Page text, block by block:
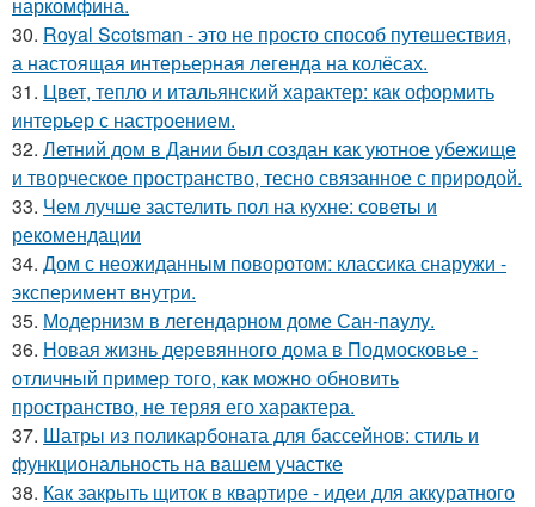
30. Royal Scotsman - это не просто способ путешествия,
а настоящая интерьерная легенда на колёсах.
31. Цвет, тепло и итальянский характер: как оформить
интерьер с настроением.
32. Летний дом в Дании был создан как уютное убежище
и творческое пространство, тесно связанное с природой.
33. Чем лучше застелить пол на кухне: советы и
рекомендации
34. Дом с неожиданным поворотом: классика снаружи -
эксперимент внутри.
35. Модернизм в легендарном доме Сан-паулу.
36. Новая жизнь деревянного дома в Подмосковье -
отличный пример того, как можно обновить
пространство, не теряя его характера.
37. Шатры из поликарбоната для бассейнов: стиль и
функциональность на вашем участке
38. Как закрыть щиток в квартире - идеи для аккуратного